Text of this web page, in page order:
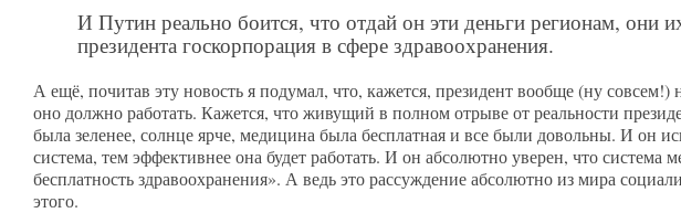
И Путин реально боится, что отдай он эти деньги регионам, они
президента госкорпорация в сфере здравоохранения.
А ещё, почитав эту новость я подумал, что, кажется, президент вообще (ну
оно должно работать. Кажется, что живущий в полном отрыве от реальности
была зеленее, солнце ярче, медицина была бесплатная и все были довольны. И он
система, тем эффективнее она будет работать. И он абсолютно уверен, что система
бесплатность здравоохранения». А ведь это рассуждение абсолютно из мира
этого.